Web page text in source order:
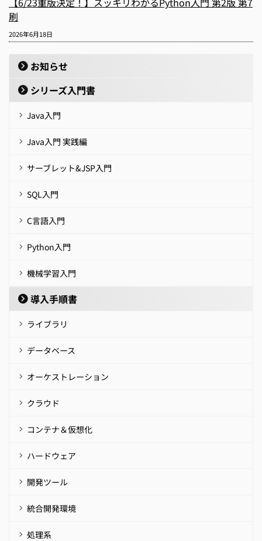
刷
2026年6月18日
お知らせ
シリーズ入門書
Java入門
Java入門 実践編
サーブレット&JSP入門
SQL入門
C言語入門
Python入門
機械学習入門
導入手順書
ライブラリ
データベース
オーケストレーション
クラウド
コンテナ＆仮想化
ハードウェア
開発ツール
統合開発環境
処理系